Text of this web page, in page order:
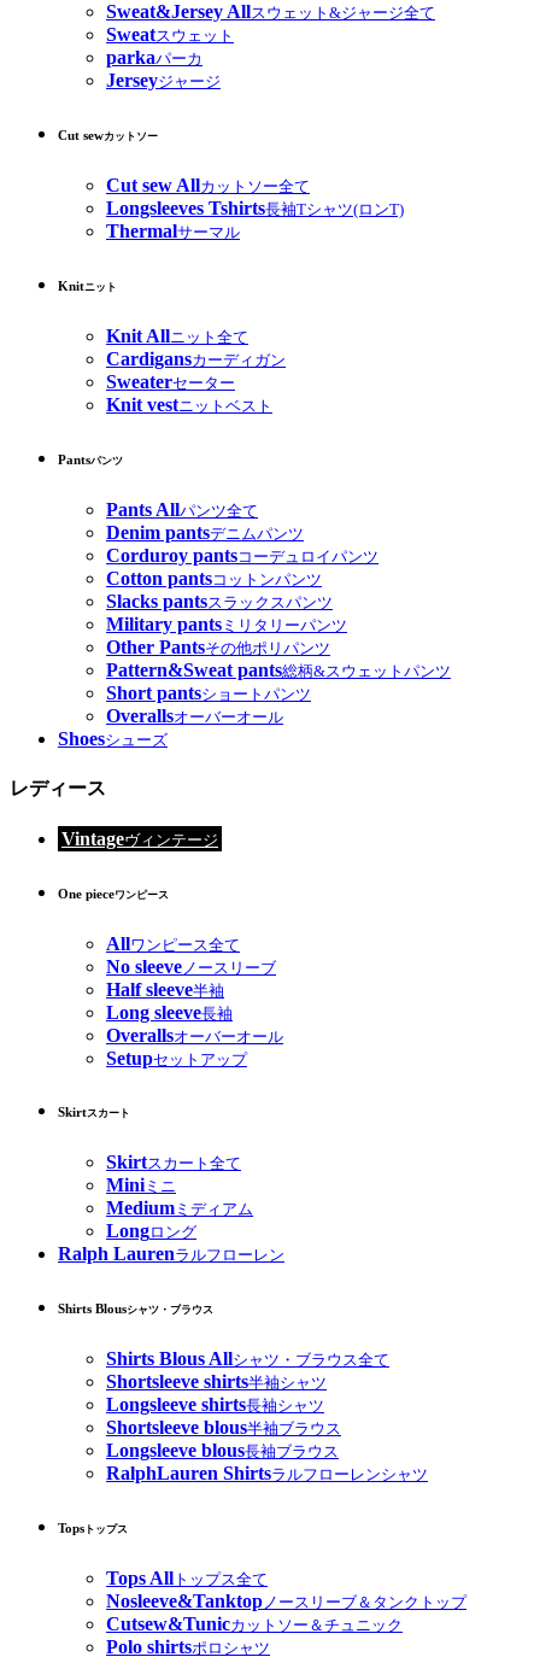
Sweat&Jersey Allスウェット&ジャージ全て
Sweatスウェット
parkaパーカ
Jerseyジャージ
Cut sewカットソー
Cut sew Allカットソー全て
Longsleeves Tshirts長袖Tシャツ(ロンT)
Thermalサーマル
Knitニット
Knit Allニット全て
Cardigansカーディガン
Sweaterセーター
Knit vestニットベスト
Pantsパンツ
Pants Allパンツ全て
Denim pantsデニムパンツ
Corduroy pantsコーデュロイパンツ
Cotton pantsコットンパンツ
Slacks pantsスラックスパンツ
Military pants ミリタリーパンツ
Other Pantsその他ポリパンツ
Pattern&Sweat pants総柄&スウェットパンツ
Short pantsショートパンツ
Overallsオーバーオール
Shoesシューズ
レディース
Vintageヴィンテージ
One pieceワンピース
Allワンピース全て
No sleeve ノースリーブ
Half sleeve半袖
Long sleeve長袖
Overallsオーバーオール
Setupセットアップ
Skirtスカート
Skirtスカート全て
Miniミニ
Medium ミディアム
Longロング
Ralph Laurenラルフローレン
Shirts Blousシャツ・ブラウス
Shirts Blous Allシャツ・ブラウス全て
Shortsleeve shirts半袖シャツ
Longsleeve shirts長袖シャツ
Shortsleeve blous半袖ブラウス
Longsleeve blous長袖ブラウス
RalphLauren Shirtsラルフローレンシャツ
Tops トップス
Tops All トップス全て
Nosleeve&Tanktopノースリーブ＆タンクトップ
Cutsew&Tunicカットソー＆チュニック
Polo shirtsポロシャツ